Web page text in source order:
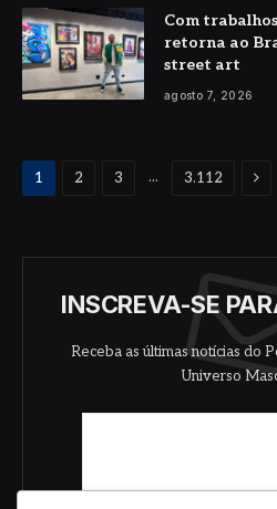
Com
retorna ao
street art
agosto 7, 2026
1 2 3 ... 3.112
INSCREVA-SE
Receba as últimas notícias do
Universo